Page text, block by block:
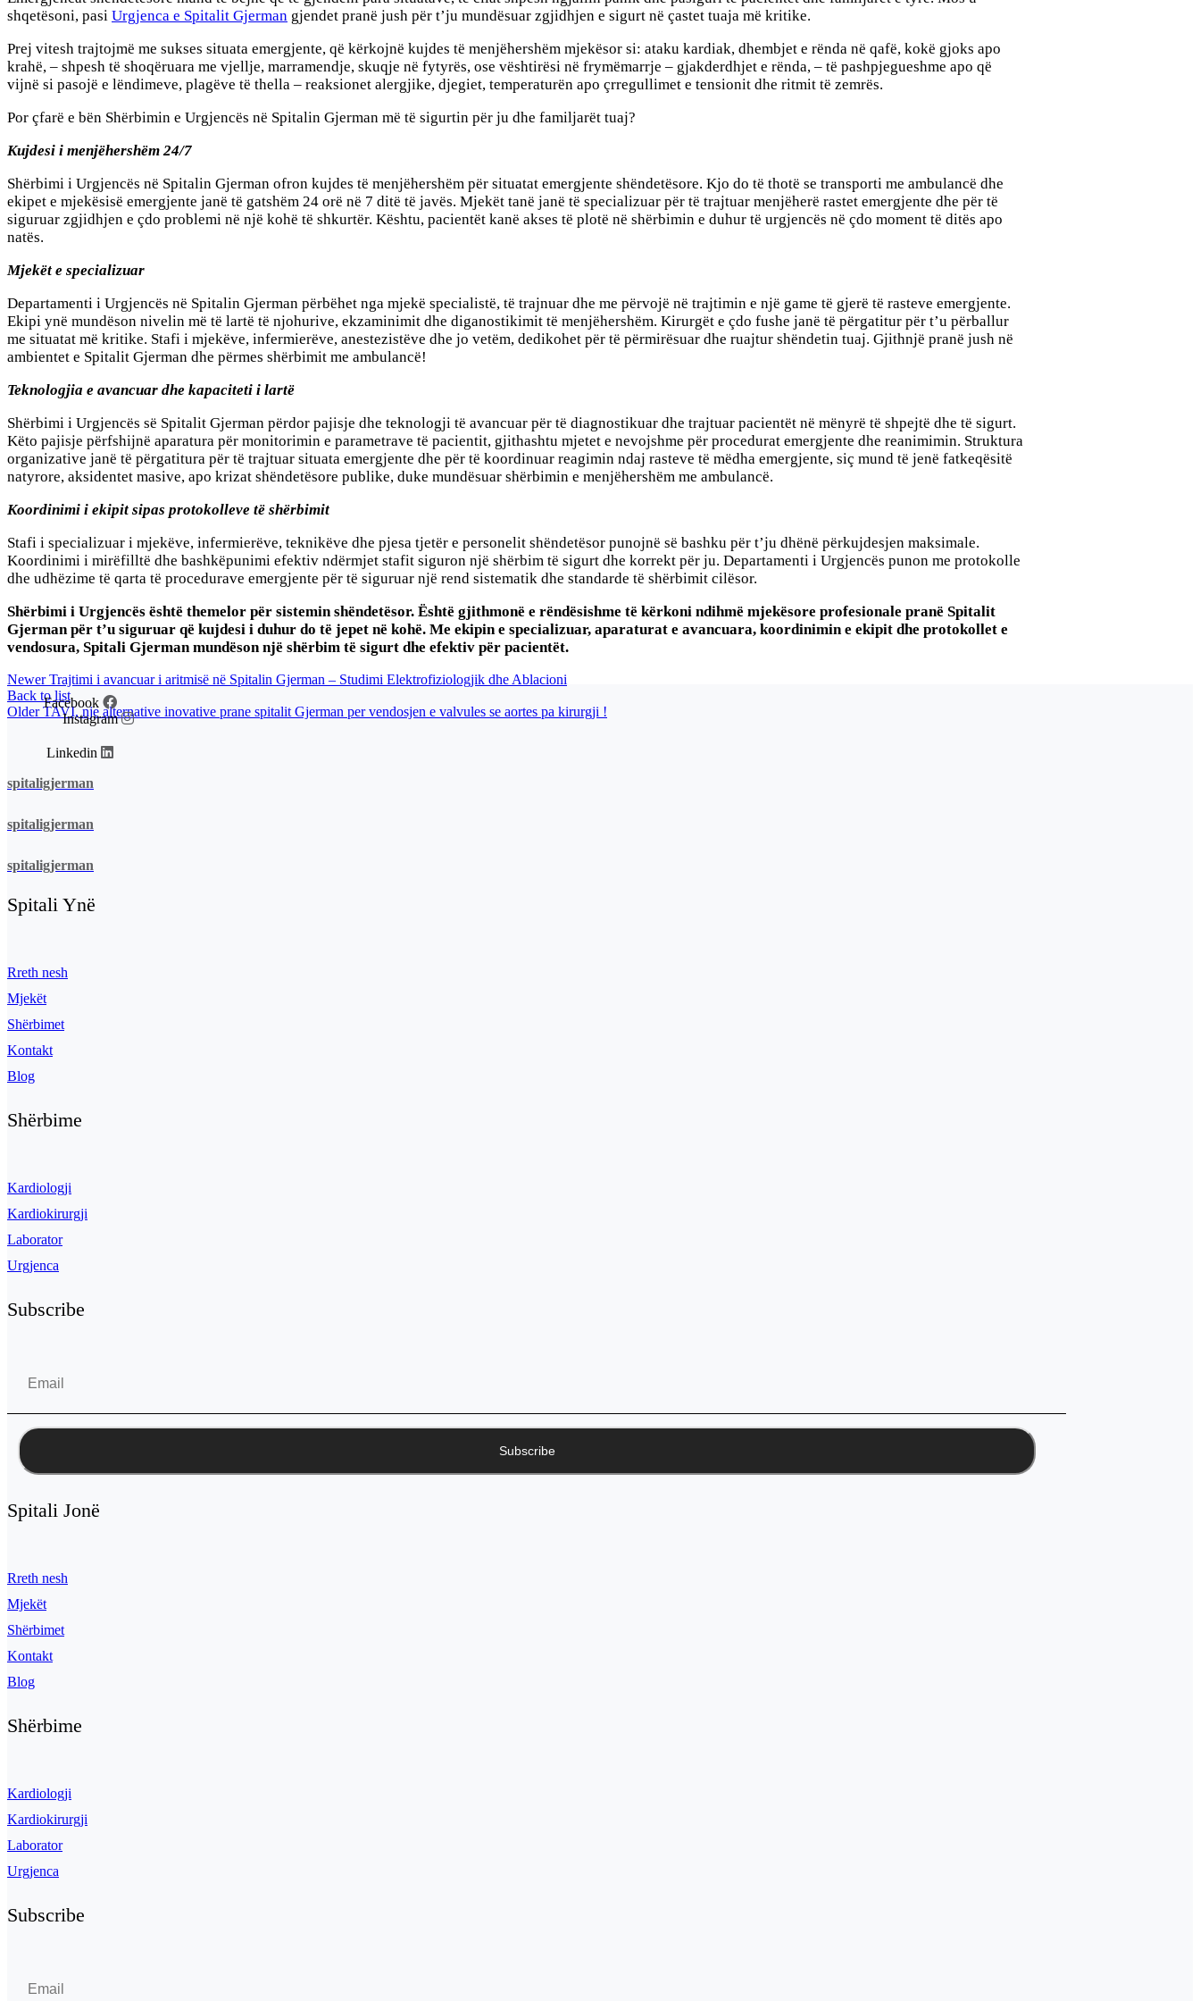
shqetësoni, pasi Urgjenca e Spitalit Gjerman gjendet pranë jush për t’ju mundësuar zgjidhjen e sigurt në çastet tuaja më kritike.
Prej vitesh trajtojmë me sukses situata emergjente, që kërkojnë kujdes të menjëhershëm mjekësor si: ataku kardiak, dhembjet e rënda në qafë, kokë gjoks apo
krahë, – shpesh të shoqëruara me vjellje, marramendje, skuqje në fytyrës, ose vështirësi në frymëmarrje – gjakderdhjet e rënda, – të pashpjegueshme apo që
vijnë si pasojë e lëndimeve, plagëve të thella – reaksionet alergjike, djegiet, temperaturën apo çrregullimet e tensionit dhe ritmit të zemrës.
Por çfarë e bën Shërbimin e Urgjencës në Spitalin Gjerman më të sigurtin për ju dhe familjarët tuaj?
Kujdesi i menjëhershëm 24/7
Shërbimi i Urgjencës në Spitalin Gjerman ofron kujdes të menjëhershëm për situatat emergjente shëndetësore. Kjo do të thotë se transporti me ambulancë dhe
ekipet e mjekësisë emergjente janë të gatshëm 24 orë në 7 ditë të javës. Mjekët tanë janë të specializuar për të trajtuar menjëherë rastet emergjente dhe për të
siguruar zgjidhjen e çdo problemi në një kohë të shkurtër. Kështu, pacientët kanë akses të plotë në shërbimin e duhur të urgjencës në çdo moment të ditës apo
natës.
Mjekët e specializuar
Departamenti i Urgjencës në Spitalin Gjerman përbëhet nga mjekë specialistë, të trajnuar dhe me përvojë në trajtimin e një game të gjerë të rasteve emergjente.
Ekipi ynë mundëson nivelin më të lartë të njohurive, ekzaminimit dhe diganostikimit të menjëhershëm. Kirurgët e çdo fushe janë të përgatitur për t’u përballur
me situatat më kritike. Stafi i mjekëve, infermierëve, anestezistëve dhe jo vetëm, dedikohet për të përmirësuar dhe ruajtur shëndetin tuaj. Gjithnjë pranë jush në
ambientet e Spitalit Gjerman dhe përmes shërbimit me ambulancë!
Teknologjia e avancuar dhe kapaciteti i lartë
Shërbimi i Urgjencës së Spitalit Gjerman përdor pajisje dhe teknologji të avancuar për të diagnostikuar dhe trajtuar pacientët në mënyrë të shpejtë dhe të sigurt.
Këto pajisje përfshijnë aparatura për monitorimin e parametrave të pacientit, gjithashtu mjetet e nevojshme për procedurat emergjente dhe reanimimin. Struktura
organizative janë të përgatitura për të trajtuar situata emergjente dhe për të koordinuar reagimin ndaj rasteve të mëdha emergjente, siç mund të jenë fatkeqësitë
natyrore, aksidentet masive, apo krizat shëndetësore publike, duke mundësuar shërbimin e menjëhershëm me ambulancë.
Koordinimi i ekipit sipas protokolleve të shërbimit
Stafi i specializuar i mjekëve, infermierëve, teknikëve dhe pjesa tjetër e personelit shëndetësor punojnë së bashku për t’ju dhënë përkujdesjen maksimale.
Koordinimi i mirëfilltë dhe bashkëpunimi efektiv ndërmjet stafit siguron një shërbim të sigurt dhe korrekt për ju. Departamenti i Urgjencës punon me protokolle
dhe udhëzime të qarta të procedurave emergjente për të siguruar një rend sistematik dhe standarde të shërbimit cilësor.
Shërbimi i Urgjencës është themelor për sistemin shëndetësor. Është gjithmonë e rëndësishme të kërkoni ndihmë mjekësore profesionale pranë Spitalit
Gjerman për t’u siguruar që kujdesi i duhur do të jepet në kohë. Me ekipin e specializuar, aparaturat e avancuara, koordinimin e ekipit dhe protokollet e
vendosura, Spitali Gjerman mundëson një shërbim të sigurt dhe efektiv për pacientët.
Newer Trajtimi i avancuar i aritmisë në Spitalin Gjerman – Studimi Elektrofiziologjik dhe Ablacioni
Back to list
Older TAVI, nje alternative inovative prane spitalit Gjerman per vendosjen e valvules se aortes pa kirurgji !
Facebook
Instagram
Linkedin
spitaligjerman
spitaligjerman
spitaligjerman
Spitali Ynë
Rreth nesh
Mjekët
Shërbimet
Kontakt
Blog
Shërbime
Kardiologji
Kardiokirurgji
Laborator
Urgjenca
Subscribe
Spitali Jonë
Rreth nesh
Mjekët
Shërbimet
Kontakt
Blog
Shërbime
Kardiologji
Kardiokirurgji
Laborator
Urgjenca
Subscribe